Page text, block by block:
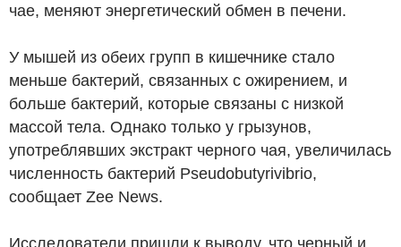
чае, меняют энергетический обмен в печени.
У мышей из обеих групп в кишечнике стало
меньше бактерий, связанных с ожирением, и
больше бактерий, которые связаны с низкой
массой тела. Однако только у грызунов,
употреблявших экстракт черного чая, увеличилась
численность бактерий Pseudobutyrivibrio,
сообщает Zee News.
Исследователи пришли к выводу, что черный и